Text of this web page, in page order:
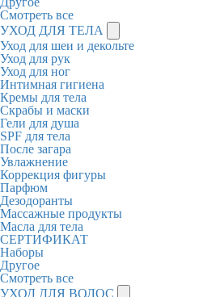
Смотреть все
УХОД ДЛЯ ТЕЛА
Уход для шеи и декольте
Уход для рук
Уход для ног
Интимная гигиена
Кремы для тела
Скрабы и маски
Гели для душа
SPF для тела
После загара
Увлажнение
Коррекция фигуры
Парфюм
Дезодоранты
Массажные продукты
Масла для тела
СЕРТИФИКАТ
Наборы
Другое
Смотреть все
УХОД ДЛЯ ВОЛОС